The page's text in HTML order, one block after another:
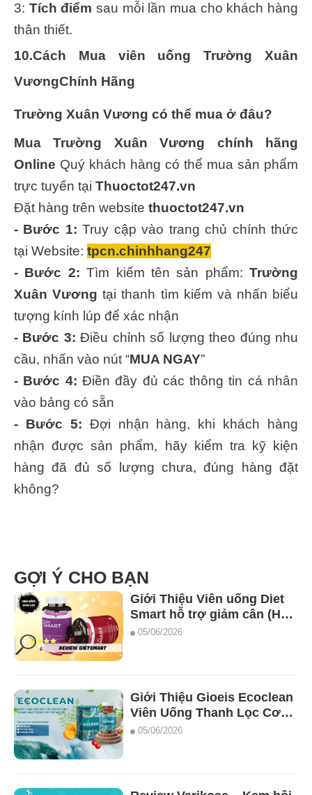
3: Tích điểmsau mỗi lần mua cho khách hàng
thân thiết.
10.Cách Mua viên uống Trường Xuân
VươngChính Hãng
Trường Xuân Vương có thể mua ở đâu?
Mua Trường Xuân Vương
chính hãng
Online Quý khách hàng có thể mua sản phẩm
trực tuyến tại Thuoctot247.vn
Đặt hàng trên website thuoctot247.vn
- Bước 1: Truy cập vào trang chủ chính thức
tại Website: tpcn.chinhhang247
- Bước 2: Tìm kiếm tên sản phẩm: Trường
Xuân Vương tại thanh tìm kiếm và nhấn biểu
tượng kính lúp để xác nhận
- Bước 3: Điều chỉnh số lượng theo đúng nhu
cầu, nhấn vào nút “MUA NGAY”
- Bước 4: Điền đầy đủ các thông tin cá nhân
vào bảng có sẵn
- Bước 5: Đợi nhận hàng, khi khách hàng
nhận được sản phẩm, hãy kiểm tra kỹ kiện
hàng đã đủ số lượng chưa, đúng hàng đặt
không?
GỢI Ý CHO BẠN
Giới Thiệu Viên uống Diet
Smart hỗ trợ giảm cân (Hộp
2 lọ x 28 viên.
05/06/2026
Giới Thiệu Gioeis Ecoclean
Viên Uống Thanh Lọc Cơ
Thể Diệt Ký Sinh Trùng
05/06/2026